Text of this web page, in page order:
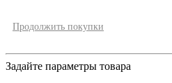
Продолжить покупки
Задайте параметры товара